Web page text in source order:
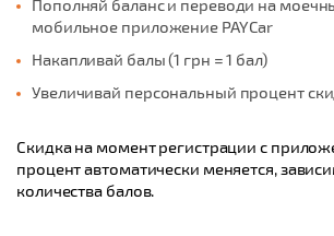
Пополняй баланс и переводи на
мобильное приложение PAYCar
Накапливай балы (1 грн = 1 бал)
Увеличивай персональный процент
Скидка на момент регистрации с
процент автоматически меняется,
количества балов.